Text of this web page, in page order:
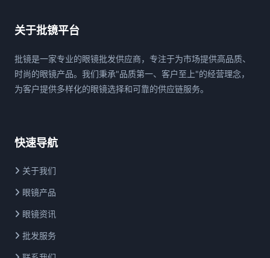
关于批镜平台
批镜是一家专业的眼镜批发供应商，专注于为市场提供高品质、
时尚的眼镜产品。我们秉承"品质第一、客户至上"的经营理念，
为客户提供多样化的眼镜选择和可靠的供应链服务。
快速导航
关于我们
眼镜产品
眼镜资讯
批发服务